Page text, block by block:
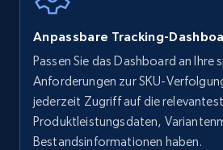
URL, Final price, Sku, Currency,
Specifications, Image urls, Top
more.
Anpassbare Tracking-
Passen Sie das Dashboard an Ihre
Anforderungen zur SKU-
jederzeit Zugriff auf die
Produktleistungsdaten,
Bestandsinformationen haben.